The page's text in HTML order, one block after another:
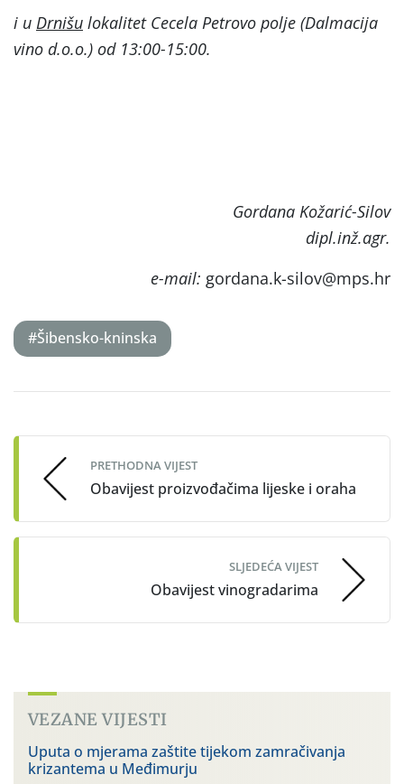
i u Drnišu lokalitet Cecela Petrovo polje (Dalmacija
vino d.o.o.) od 13:00-15:00.
Gordana Kožarić-Silov
dipl.inž.agr.
e-mail: gordana.k-silov@mps.hr
#Šibensko-kninska
navigation
PRETHODNA VIJEST
Obavijest proizvođačima lijeske i oraha
SLJEDEĆA VIJEST
Obavijest vinogradarima
VEZANE VIJESTI
Uputa o mjerama zaštite tijekom zamračivanja
krizantema u Međimurju